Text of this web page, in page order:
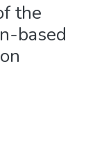
the
based